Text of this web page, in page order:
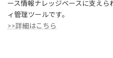
ース情報ナレッジベースに支えら
ィ管理ツールです。
>>詳細はこちら